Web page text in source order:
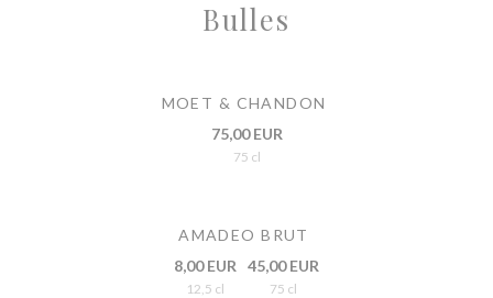
Bulles
MOET & CHANDON
75,00 EUR
75 cl
AMADEO BRUT
8,00 EUR
12,5 cl
45,00 EUR
75 cl